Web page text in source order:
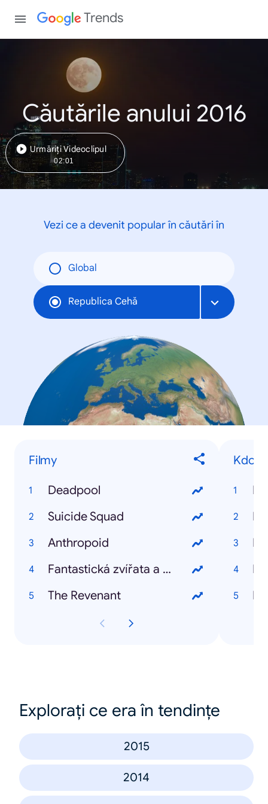
Trends
Căutările anului 2016
Urmăriți Videoclipul
02:01
Vezi ce a devenit popular în căutări în
Global
Republica Cehă
Filmy
Deadpool
Suicide Squad
Anthropoid
Fantastická zvířata a kde je najít
The Revenant
Kdo je
Explorați ce era în tendințe
2015
2014